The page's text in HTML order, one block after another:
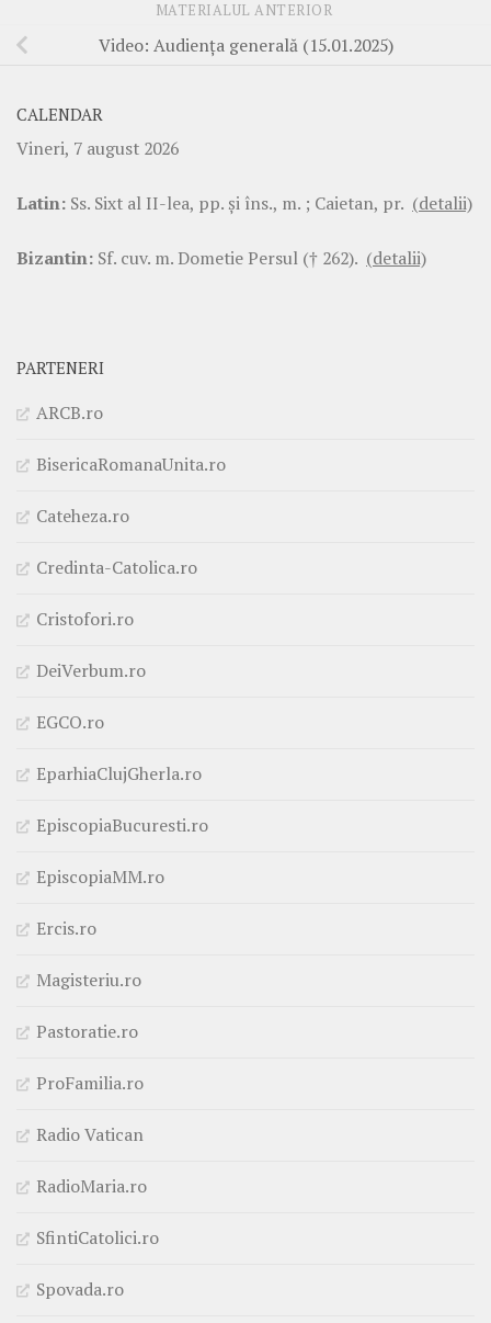
MATERIALUL ANTERIOR
Video: Audiența generală (15.01.2025)
CALENDAR
Vineri, 7 august 2026
Latin: Ss. Sixt al II-lea, pp. şi îns., m. ; Caietan, pr. (detalii)
Bizantin: Sf. cuv. m. Dometie Persul († 262). (detalii)
PARTENERI
ARCB.ro
BisericaRomanaUnita.ro
Cateheza.ro
Credinta-Catolica.ro
Cristofori.ro
DeiVerbum.ro
EGCO.ro
EparhiaClujGherla.ro
EpiscopiaBucuresti.ro
EpiscopiaMM.ro
Ercis.ro
Magisteriu.ro
Pastoratie.ro
ProFamilia.ro
Radio Vatican
RadioMaria.ro
SfintiCatolici.ro
Spovada.ro